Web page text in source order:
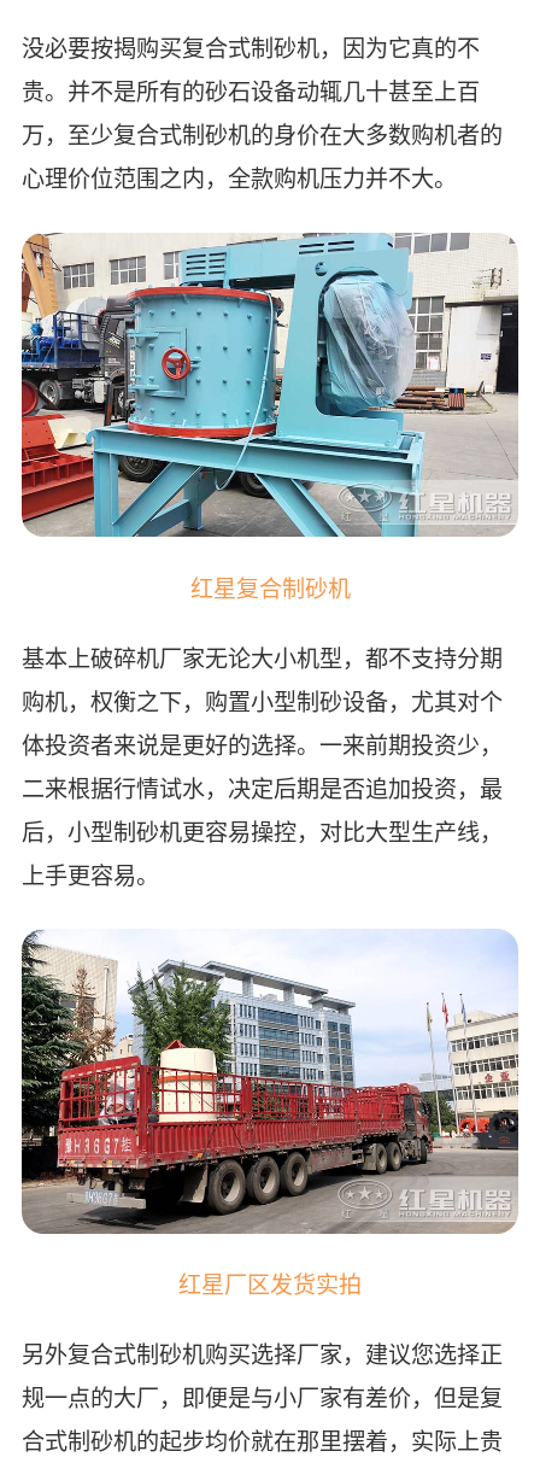
没必要按揭购买复合式制砂机，因为它真的不
贵。并不是所有的砂石设备动辄几十甚至上百
万，至少复合式制砂机的身价在大多数购机者的
心理价位范围之内，全款购机压力并不大。
红星复合制砂机
基本上破碎机厂家无论大小机型，都不支持分期
购机，权衡之下，购置小型制砂设备，尤其对个
体投资者来说是更好的选择。一来前期投资少，
二来根据行情试水，决定后期是否追加投资，最
后，小型制砂机更容易操控，对比大型生产线，
上手更容易。
红星厂区发货实拍
另外复合式制砂机购买选择厂家，建议您选择正
规一点的大厂，即便是与小厂家有差价，但是复
合式制砂机的起步均价就在那里摆着，实际上贵